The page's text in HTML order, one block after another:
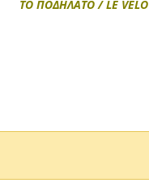
ΤΟ ΠΟΔΗΛΑΤΟ / LE VELO